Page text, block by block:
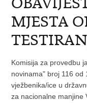
MJESTA
Komisija za provedbu
novinama" broj 116 od
vježbenika/ice u
za nacionalne manjine